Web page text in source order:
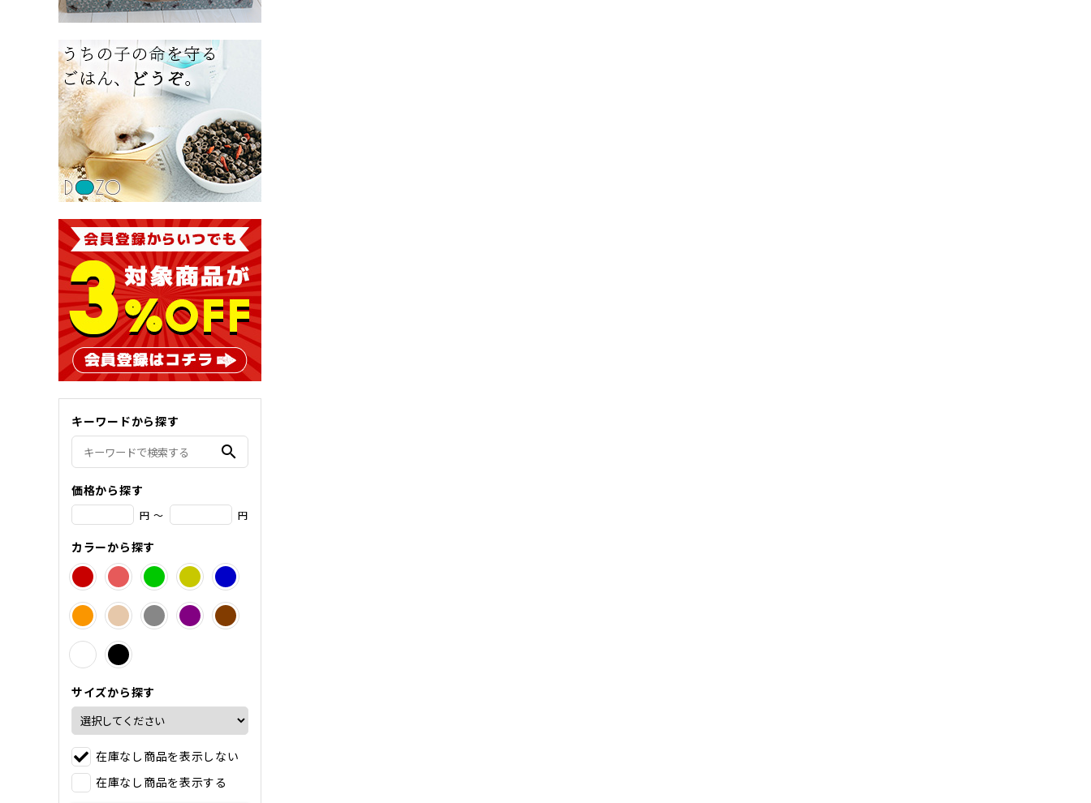
キーワードから探す
search
価格から探す
円 ～ 円
カラーから探す
サイズから探す
在庫なし商品を表示しない
在庫なし商品を表示する